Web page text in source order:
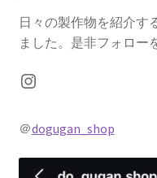
日々の製作物を紹介す
ました。是非フォロー
Instagram
＠dogugan_shop